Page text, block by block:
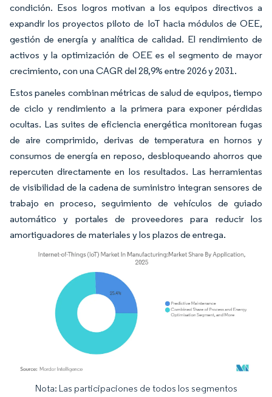
condición. Esos logros motivan a los equipos directivos a
expandir los proyectos piloto de IoT hacia módulos de OEE,
gestión de energía y analítica de calidad. El rendimiento de
activos y la optimización de OEE es el segmento de mayor
crecimiento, con una CAGR del 28,9% entre 2026 y 2031.
Estos paneles combinan métricas de salud de equipos, tiempo
de ciclo y rendimiento a la primera para exponer pérdidas
ocultas. Las suites de eficiencia energética monitorean fugas
de aire comprimido, derivas de temperatura en hornos y
consumos de energía en reposo, desbloqueando ahorros que
repercuten directamente en los resultados. Las herramientas
de visibilidad de la cadena de suministro integran sensores de
trabajo en proceso, seguimiento de vehículos de guiado
automático y portales de proveedores para reducir los
amortiguadores de materiales y los plazos de entrega.
Imagen © Mordor Intelligence. El uso requiere atribución según CC BY 4.0.
Nota: Las participaciones de todos los segmentos